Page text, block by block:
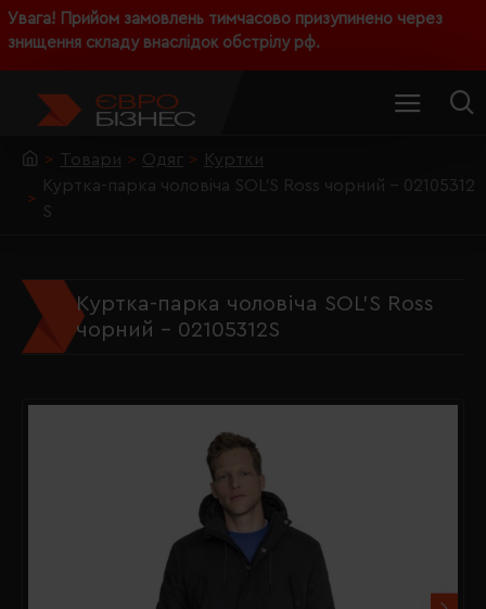
Увага! Прийом замовлень тимчасово призупинено через
знищення складу внаслідок обстрілу рф.
Товари Одяг
Куртки
Куртка-парка чоловіча SOL'S Ross чорний - 02105312
S
Куртка-парка чоловіча SOL'S Ross
чорний - 02105312S